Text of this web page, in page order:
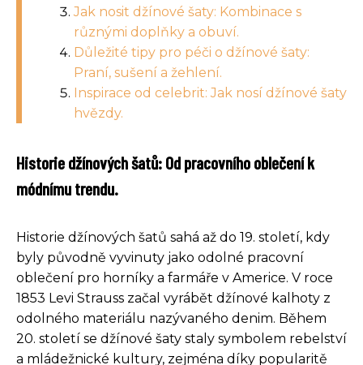
Jak nosit džínové šaty: Kombinace s
různými doplňky a obuví.
Důležité tipy pro péči o džínové šaty:
Praní, sušení a žehlení.
Inspirace od celebrit: Jak nosí džínové šaty
hvězdy.
Historie džínových šatů: Od pracovního oblečení k
módnímu trendu.
Historie džínových šatů sahá až do 19. století, kdy
byly původně vyvinuty jako odolné pracovní
oblečení pro horníky a farmáře v Americe. V roce
1853 Levi Strauss začal vyrábět džínové kalhoty z
odolného materiálu nazývaného denim. Během
20. století se džínové šaty staly symbolem rebelství
a mládežnické kultury, zejména díky popularitě